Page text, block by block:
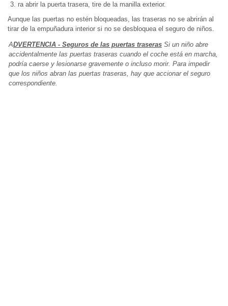
ra abrir la puerta trasera, tire de la manilla exterior.
Aunque las puertas no estén bloqueadas, las traseras no se abrirán al
tirar de la empuñadura interior si no se desbloquea el seguro de niños.
ADVERTENCIA - Seguros de las puertas traseras Si un niño abre
accidentalmente las puertas traseras cuando el coche está en marcha,
podría caerse y lesionarse gravemente o incluso morir. Para impedir
que los niños abran las puertas traseras, hay que accionar el seguro
correspondiente.